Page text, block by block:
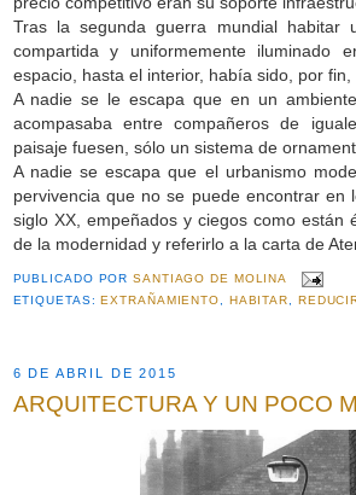
Tras la segunda guerra mundial habitar
compartida y uniformemente
espacio, hasta el interior, había sido, por
A nadie se le escapa que en un
acompasaba entre compañeros de
paisaje fuesen, sólo un sistema de
A nadie se escapa que el urbanismo
pervivencia que no se puede encontrar en
siglo XX, empeñados y ciegos como están
de la modernidad y referirlo a la carta de
PUBLICADO PORSANTIAGO DE MOLINA
ETIQUETAS:EXTRAÑAMIENTO HABITAR
6 DE ABRIL DE 2015
ARQUITECTURA Y UN POCO